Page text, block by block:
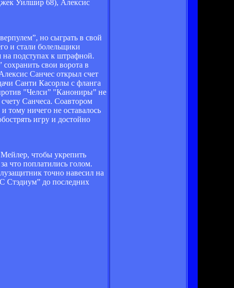
Уилшир 68), Алексис
но сыграть в свой
и стали болельщики
на подступах к штрафной.
свои ворота в
Санчес открыл счет
Санти Касорлы с фланга
"Челси” "Канониры” не
Санчеса. Соавтором
тому ничего не оставалось
игру и достойно
чтобы укрепить
что поплатились голом.
точно навесил на
Стэдиум” до последних